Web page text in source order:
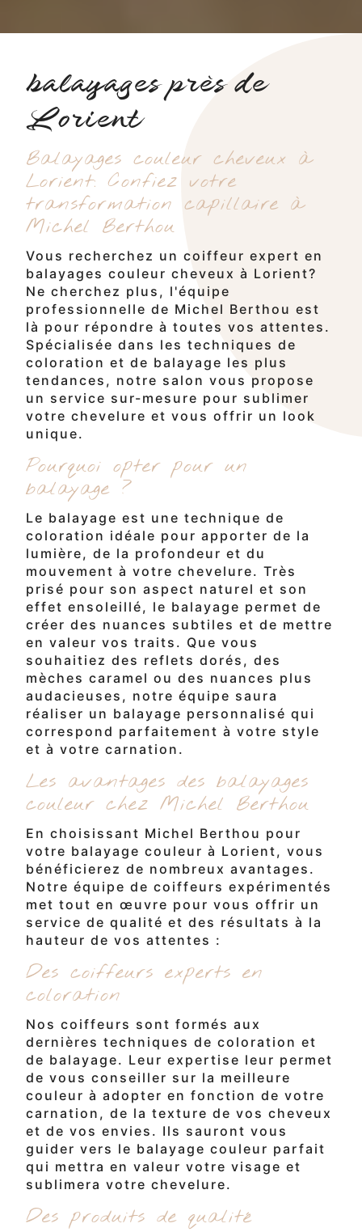
balayages près de
Lorient
Balayages couleur cheveux à
Lorient: Confiez votre
transformation capillaire à
Michel Berthou
Vous recherchez un coiffeur expert en
balayages couleur cheveux à Lorient?
Ne cherchez plus, l'équipe
professionnelle de Michel Berthou est
là pour répondre à toutes vos attentes.
Spécialisée dans les techniques de
coloration et de balayage les plus
tendances, notre salon vous propose
un service sur-mesure pour sublimer
votre chevelure et vous offrir un look
unique.
Pourquoi opter pour un
balayage ?
Le balayage est une technique de
coloration idéale pour apporter de la
lumière, de la profondeur et du
mouvement à votre chevelure. Très
prisé pour son aspect naturel et son
effet ensoleillé, le balayage permet de
créer des nuances subtiles et de mettre
en valeur vos traits. Que vous
souhaitiez des reflets dorés, des
mèches caramel ou des nuances plus
audacieuses, notre équipe saura
réaliser un balayage personnalisé qui
correspond parfaitement à votre style
et à votre carnation.
Les avantages des balayages
couleur chez Michel Berthou
En choisissant Michel Berthou pour
votre balayage couleur à Lorient, vous
bénéficierez de nombreux avantages.
Notre équipe de coiffeurs expérimentés
met tout en œuvre pour vous offrir un
service de qualité et des résultats à la
hauteur de vos attentes :
Des coiffeurs experts en
coloration
Nos coiffeurs sont formés aux
dernières techniques de coloration et
de balayage. Leur expertise leur permet
de vous conseiller sur la meilleure
couleur à adopter en fonction de votre
carnation, de la texture de vos cheveux
et de vos envies. Ils sauront vous
guider vers le balayage couleur parfait
qui mettra en valeur votre visage et
sublimera votre chevelure.
Des produits de qualité